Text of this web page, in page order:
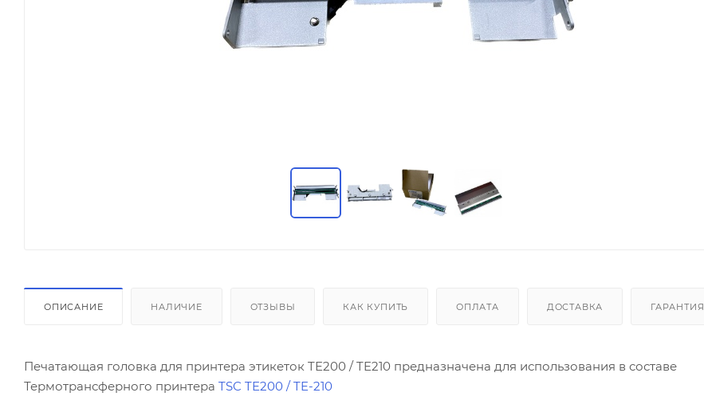
ОПИСАНИЕ НАЛИЧИЕ ОТЗЫВЫ КАК КУПИТЬ ОПЛАТА ДОСТАВКА ГАРАНТИЯ
Печатающая головка для принтера этикеток TE200 / TE210 предназначена для использования в составе
Термотрансферного принтера TSC TE200 / TE-210